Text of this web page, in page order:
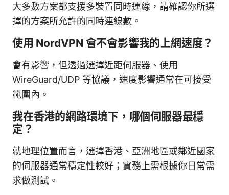
大多數方案都支援多裝置同時連線，請確認你所選
擇的方案所允許的同時連線數。
使用 NordVPN 會不會影響我的上網速度？
會有影響，但透過選擇近距伺服器、使用
WireGuard/UDP 等協議，速度影響通常在可接受
範圍內。
我在香港的網路環境下，哪個伺服器最穩
定？
就地理位置而言，選擇香港、亞洲地區或鄰近國家
的伺服器通常穩定性較好；實務上需根據你日常需
求做測試。